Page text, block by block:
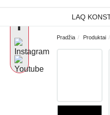
LAQ
Pradžia Produktai